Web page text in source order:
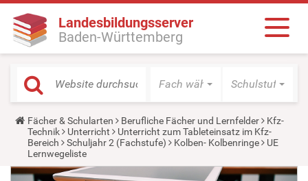
Landesbildungsserver
Baden-Württemberg
Fach wählen Schulstufe
Y
o
u
a
r
e
Fächer & Schularten Berufliche Fächer und Lernfelder
Kfz-
Technik
Unterricht
Unterricht zum Tableteinsatz im Kfz-
Bereich
Schuljahr 2 (Fachstufe) Kolben- Kolbenringe
UE
Lernwegeliste